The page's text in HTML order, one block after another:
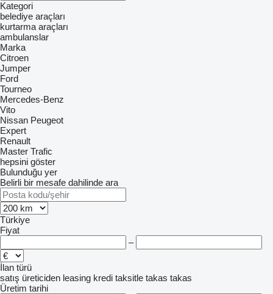
Kategori
belediye araçları
kurtarma araçları
ambulanslar
Marka
Citroen
Jumper
Ford
Tourneo
Mercedes-Benz
Vito
Nissan Peugeot
Expert
Renault
Master Trafic
hepsini göster
Bulunduğu yer
Belirli bir mesafe dahilinde ara
Türkiye
Fiyat
–
İlan türü
satış üreticiden leasing kredi taksitle takas takas
Üretim tarihi